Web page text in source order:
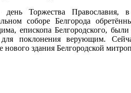
Торжества Православия,
соборе Белгорода
епископа Белгородского,
для поклонения верующим.
нового здания Белгородской